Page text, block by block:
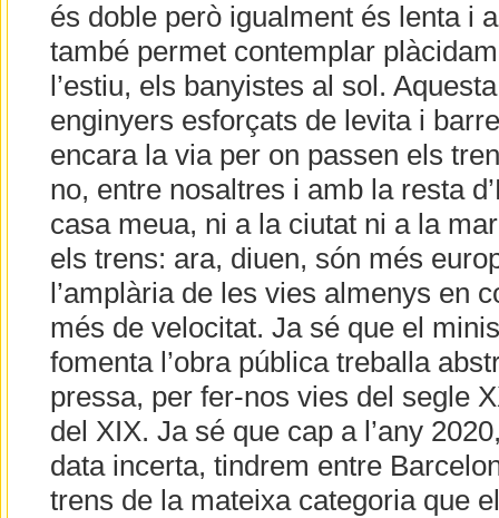
és doble però igualment és lenta i
també permet contemplar
l’estiu, els banyistes al sol.
enginyers esforçats de levita i
encara la via per on passen els
no, entre nosaltres i amb la resta
casa meua, ni a la ciutat ni a la
els trens: ara, diuen, són més
l’amplària de les vies almenys en
més de velocitat. Ja sé que el
fomenta l’obra pública treballa
pressa, per fer-nos vies del segle
del XIX. Ja sé que cap a l’any
data incerta, tindrem entre
trens de la mateixa categoria que